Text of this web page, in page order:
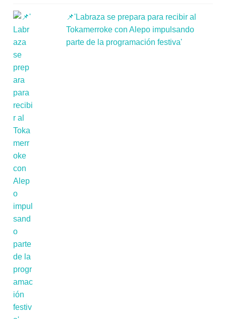
📌'Labraza se prepara para recibir al
Tokamerroke con Alepo impulsando
parte de la programación festiva'